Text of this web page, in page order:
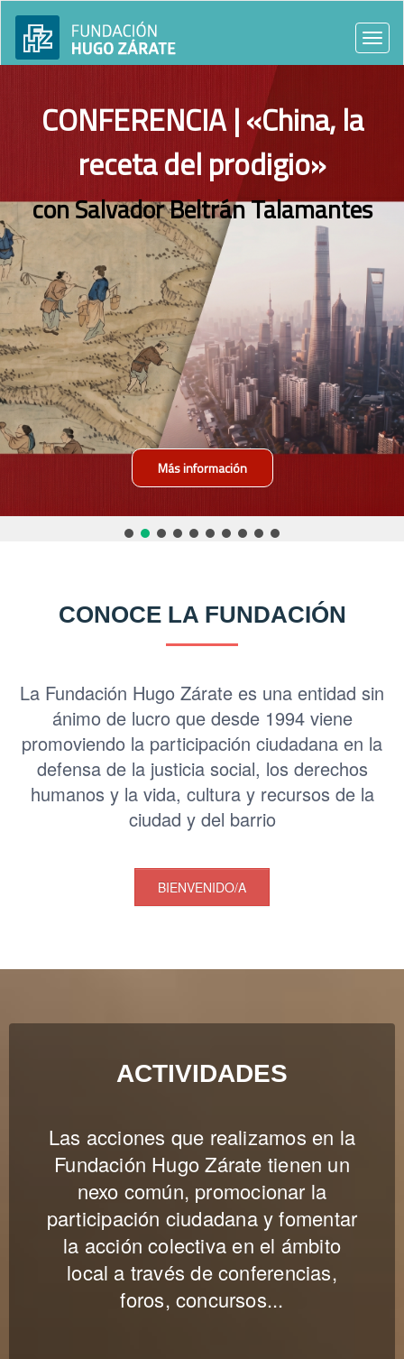
CONFERENCIA | «China, la
receta del prodigio»
con Salvador Beltrán Talamantes
Más información
CONOCE LA FUNDACIÓN
La Fundación Hugo Zárate es una entidad sin
ánimo de lucro que desde 1994 viene
promoviendo la participación ciudadana en la
defensa de la justicia social, los derechos
humanos y la vida, cultura y recursos de la
ciudad y del barrio
BIENVENIDO/A
ACTIVIDADES
Las acciones que realizamos en la
Fundación Hugo Zárate tienen un
nexo común, promocionar la
participación ciudadana y fomentar
la acción colectiva en el ámbito
local a través de conferencias,
foros, concursos...